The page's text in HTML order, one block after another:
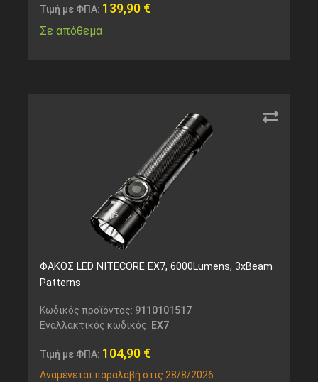
Τιμή με ΦΠΑ: 139,90 €
Σε απόθεμα
ΦΑΚΟΣ LED NITECORE EX7, 6000Lumens, 3xBeam
Patterns
Κωδικός προϊόντος: 9110101517
Εναλλακτικός κωδικός: EX7
Τιμή με ΦΠΑ: 104,90 €
Αναμένεται παραλαβή στις 28/8/2026